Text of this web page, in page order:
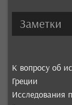
Заметки
К вопросу об
Греции
Исследования